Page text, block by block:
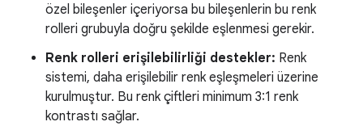
özel bileşenler içeriyorsa bu bileşenlerin bu renk
rolleri grubuyla doğru şekilde eşlenmesi gerekir.
Renk rolleri erişilebilirliği destekler: Renk
sistemi, daha erişilebilir renk eşleşmeleri üzerine
kurulmuştur. Bu renk çiftleri minimum 3:1 renk
kontrastı sağlar.